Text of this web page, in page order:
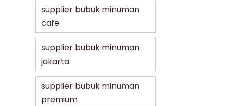
supplier bubuk minuman
cafe
supplier bubuk minuman
jakarta
supplier bubuk minuman
premium